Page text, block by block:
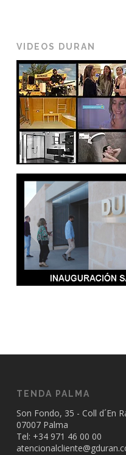
VIDEOS DURAN
TENDA PALMA
Son Fondo, 35 - Coll d´En
07007 Palma
Tel: +34 971 46 00 00